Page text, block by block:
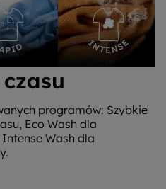
programów: Szybkie
Eco Wash dla
Wash dla